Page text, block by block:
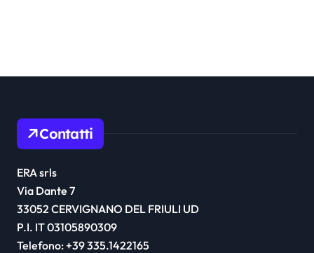
Contatti
ERA srls
Via Dante 7
33052 CERVIGNANO DEL FRIULI UD
P.I. IT 03105890309
Telefono: +39 335.1422165